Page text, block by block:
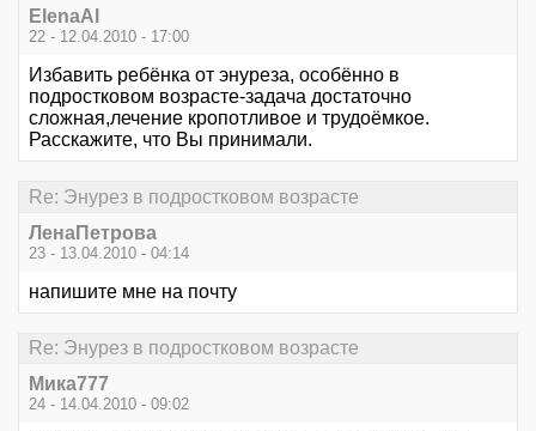
ElenaAl
22 - 12.04.2010 - 17:00
Избавить ребёнка от энуреза, особённо в
подростковом возрасте-задача достаточно
сложная,лечение кропотливое и трудоёмкое.
Расскажите, что Вы принимали.
Re: Энурез в подростковом возрасте
ЛенаПетрова
23 - 13.04.2010 - 04:14
напишите мне на почту
Re: Энурез в подростковом возрасте
Мика777
24 - 14.04.2010 - 09:02